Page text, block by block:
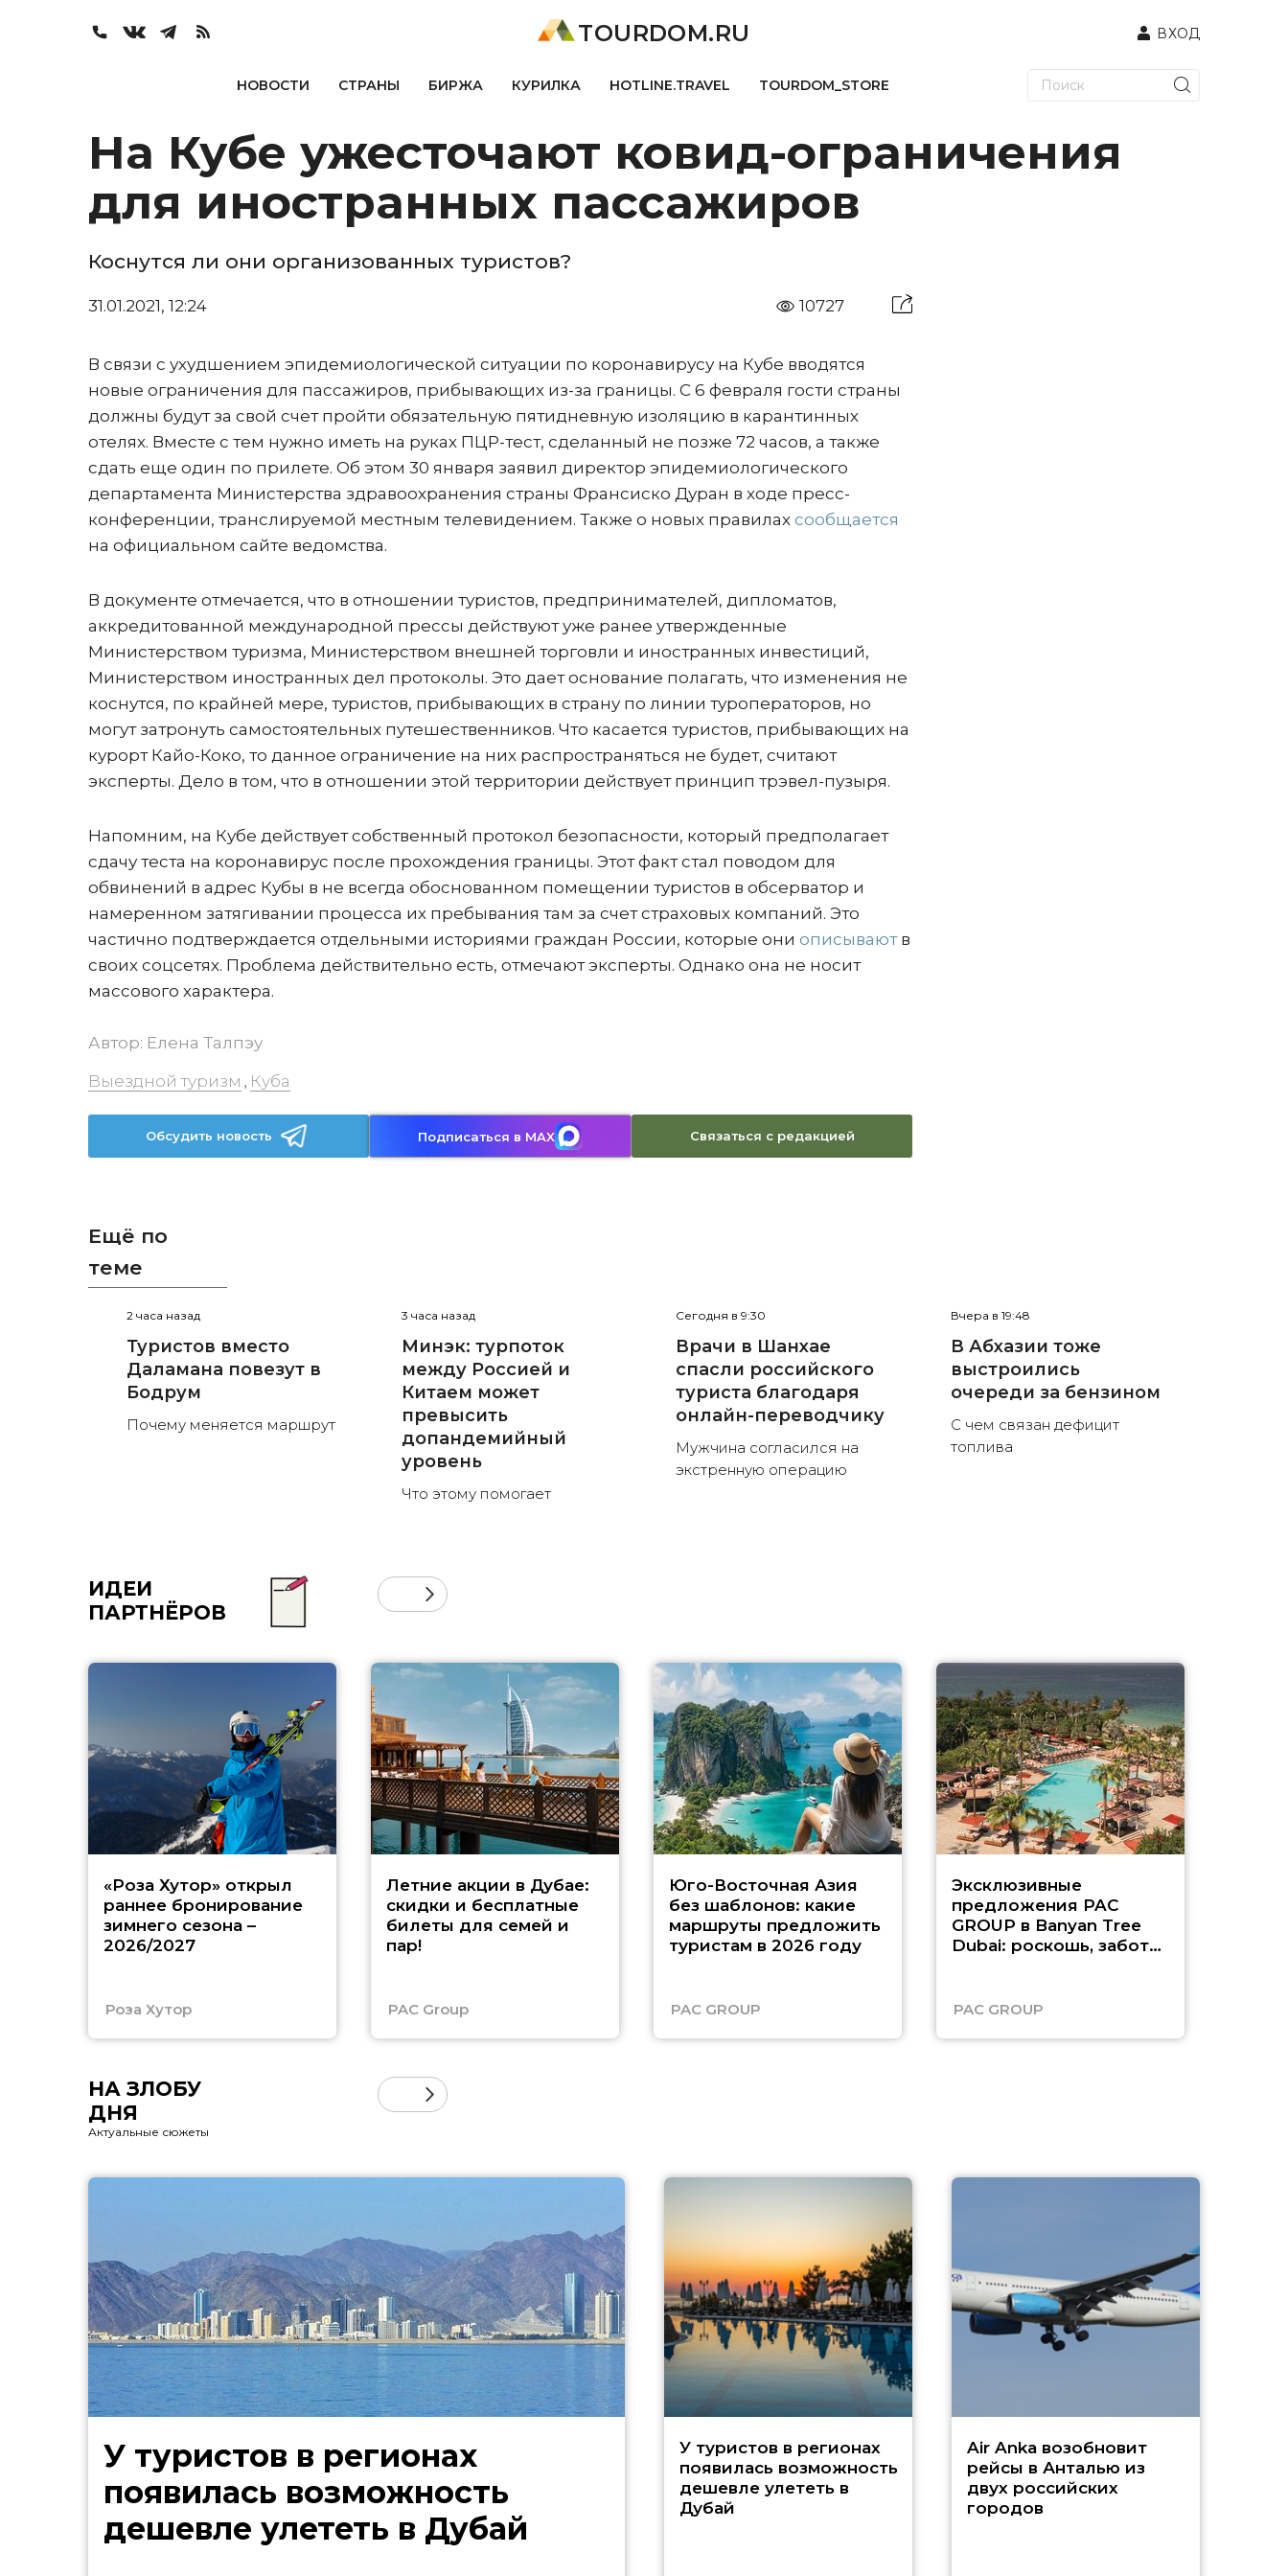
TOURDOM.RU ВХОД
НОВОСТИ СТРАНЫ БИРЖА КУРИЛКА HOTLINE.TRAVEL TOURDOM_STORE
На Кубе ужесточают ковид-ограничения
для иностранных пассажиров
Коснутся ли они организованных туристов?
31.01.2021, 12:24 10727
В связи с ухудшением эпидемиологической ситуации по коронавирусу на Кубе вводятся
новые ограничения для пассажиров, прибывающих из-за границы. С 6 февраля гости страны
должны будут за свой счет пройти обязательную пятидневную изоляцию в карантинных
отелях. Вместе с тем нужно иметь на руках ПЦР-тест, сделанный не позже 72 часов, а также
сдать еще один по прилете. Об этом 30 января заявил директор эпидемиологического
департамента Министерства здравоохранения страны Франсиско Дуран в ходе пресс-
конференции, транслируемой местным телевидением. Также о новых правилах сообщается
на официальном сайте ведомства.
В документе отмечается, что в отношении туристов, предпринимателей, дипломатов,
аккредитованной международной прессы действуют уже ранее утвержденные
Министерством туризма, Министерством внешней торговли и иностранных инвестиций,
Министерством иностранных дел протоколы. Это дает основание полагать, что изменения не
коснутся, по крайней мере, туристов, прибывающих в страну по линии туроператоров, но
могут затронуть самостоятельных путешественников. Что касается туристов, прибывающих на
курорт Кайо-Коко, то данное ограничение на них распространяться не будет, считают
эксперты. Дело в том, что в отношении этой территории действует принцип трэвел-пузыря.
Напомним, на Кубе действует собственный протокол безопасности, который предполагает
сдачу теста на коронавирус после прохождения границы. Этот факт стал поводом для
обвинений в адрес Кубы в не всегда обоснованном помещении туристов в обсерватор и
намеренном затягивании процесса их пребывания там за счет страховых компаний. Это
частично подтверждается отдельными историями граждан России, которые они описываютв
своих соцсетях. Проблема действительно есть, отмечают эксперты. Однако она не носит
массового характера.
Автор: Елена Талпэу
Выездной туризм , Куба
Обсудить новость Подписаться в MAX Связаться с редакцией
Ещё по
теме
2 часа назад
Туристов вместо
Даламана повезут в
Бодрум
Почему меняется маршрут
3 часа назад
Минэк: турпоток
между Россией и
Китаем может
превысить
допандемийный
уровень
Что этому помогает
Сегодня в 9:30
Врачи в Шанхае
спасли российского
туриста благодаря
онлайн-переводчику
Мужчина согласился на
экстренную операцию
Вчера в 19:48
В Абхазии тоже
выстроились
очереди за бензином
С чем связан дефицит
топлива
ИДЕИ
ПАРТНЁРОВ
«Роза Хутор» открыл
раннее бронирование
зимнего сезона –
2026/2027
Роза Хутор
Летние акции в Дубае:
скидки и бесплатные
билеты для семей и
пар!
PAC Group
Юго-Восточная Азия
без шаблонов: какие
маршруты предложить
туристам в 2026 году
PAC GROUP
Эксклюзивные
предложения PAC
GROUP в Banyan Tree
Dubai: роскошь, забота
PAC GROUP
НА ЗЛОБУ
ДНЯ
Актуальные сюжеты
У туристов в регионах
появилась возможность
дешевле улететь в Дубай
У туристов в регионах
появилась возможность
дешевле улететь в
Дубай
Air Anka возобновит
рейсы в Анталью из
двух российских
городов